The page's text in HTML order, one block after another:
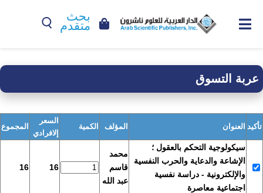
بحث
متقدم
عربة التسوق
تأكيد العنوان المؤلف الكمية
السعر
إلافرادي
المجموع
سيكولوجية التحكم بالعقول ؛
الإشاعة والدعاية والحرب النفسية
والإلكترونية - دراسة نفسية
اجتماعية معاصرة
محمد
قاسم
عبد الله
16
16